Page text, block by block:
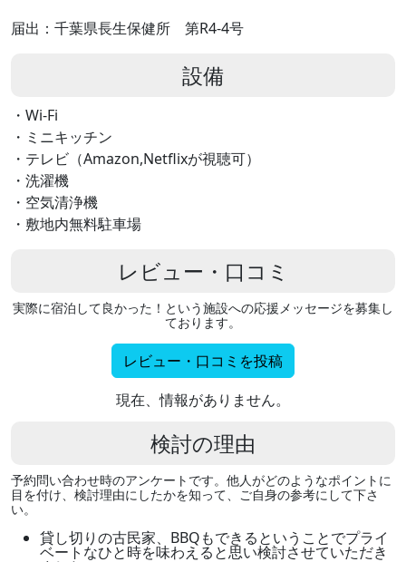
届出：千葉県長生保健所 第R4-4号
設備
・Wi-Fi
・ミニキッチン
・テレビ（Amazon,Netflixが視聴可）
・洗濯機
・空気清浄機
・敷地内無料駐車場
レビュー・口コミ
実際に宿泊して良かった！という施設への応援メッセージを募集し
ております。
レビュー・口コミを投稿
現在、情報がありません。
検討の理由
予約問い合わせ時のアンケートです。他人がどのようなポイントに
目を付け、検討理由にしたかを知って、ご自身の参考にして下さ
い。
貸し切りの古民家、BBQもできるということでプライ
ベートなひと時を味わえると思い検討させていただき